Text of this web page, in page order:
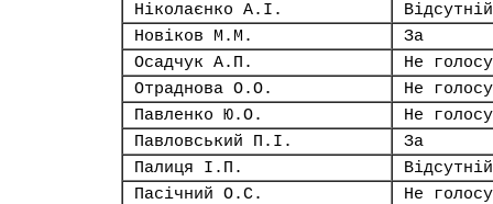
Ніколаєнко А.І.
Відсутній
Новіков М.М.
За
Осадчук А.П.
Не
Отраднова О.О.
Не
Павленко Ю.О.
Не
Павловський П.І.
За
Палиця І.П.
Відсутній
Пасічний О.С.
Не